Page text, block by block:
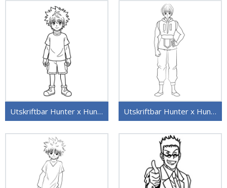
Utskriftbar Hunter x Hunter Utskriftbar Hunter x Hunter uten kostnad